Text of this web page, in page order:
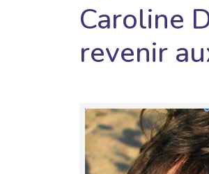
Caroline
revenir